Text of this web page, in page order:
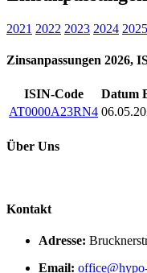
2021 2022 2023 2024 2025
Zinsanpassungen 2026,
ISIN-Code Datum
AT0000A23RN4
Über Uns
Kontakt
Adresse:
Email: